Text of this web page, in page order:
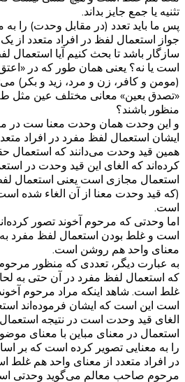
تثنیه یا جمع جایز بداند.
پس ما باید تعدد (در مقابل وحدت) را به
جواز استعمال لفظ در افراد متعدد از
سازگار باشد تا بحث کنیم آیا استعمال
است یا نه؟ یعنی همان طور که در
(مومن و کافر، زن و مرد، زید و بکر)
«تصدق بعین» معانی مختلف عین مثل
منظور باشند؟
و این وحدت همان وحدت معنا ست در
ایشان استعمال لفظ مفرد در افراد
همین قید وحدت می‌دانند که استعمال
کرده‌اند که الغای این قید وحدت در
استعمال مجازی است یعنی استعمال
(که قید وحدت معنا از آن الغاء شده
است.
اما وحدتی که مرحوم آخوند تصور
است و غلط بودن استعمال لفظ مفرد به
معنای واحد هم روشن است.
به عبارت دیگر، تعددی که منظور
که استعمال لفظ مفرد در آن حتی به
غلط است. شاهد اینکه مراد مرحوم
است این است که ایشان فرموده‌اند
الغای قید وحدت است در نتیجه
استعمال در معنای مباین با معنای
را به معنایی تصویر کرده است که بر
در افراد متعدد از معنای واحد هم
مرحوم صاحب معالم می‌گوید وحدتی